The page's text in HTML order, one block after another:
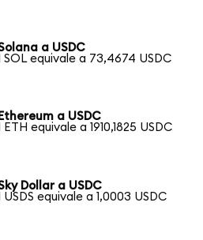
a USDC
SOL equivale a 73,4674 USDC
Ethereum a USDC
ETH equivale a 1910,1825 USDC
Dollar a USDC
USDS equivale a 1,0003 USDC